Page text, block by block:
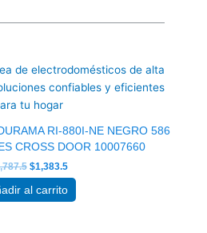
RI-880I-NE NEGRO 586
CROSS DOOR 10007660
original
era:
$1,787.5.
$1,383.5
actual
es:
$1,383.5.
al carrito